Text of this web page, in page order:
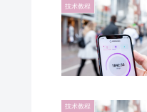
技术教程
技术教程